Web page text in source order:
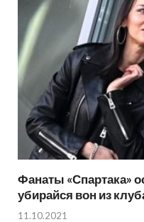
Фанаты «Спартака»
убирайся вон из
11.10.2021